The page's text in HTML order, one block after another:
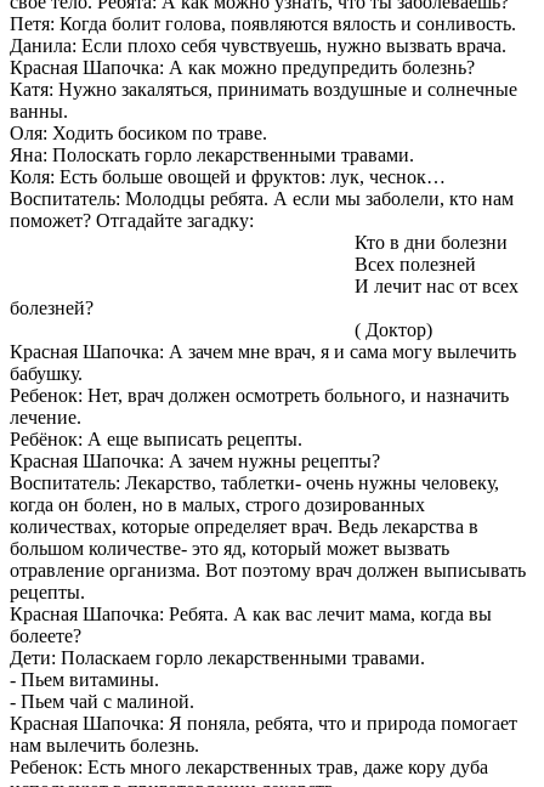
Петя: Когда болит голова, появляются вялость и сонливость.
Данила: Если плохо себя чувствуешь, нужно вызвать врача.
Красная Шапочка: А как можно предупредить болезнь?
Катя: Нужно закаляться, принимать воздушные и солнечные
ванны.
Оля: Ходить босиком по траве.
Яна: Полоскать горло лекарственными травами.
Коля: Есть больше овощей и фруктов: лук, чеснок…
Воспитатель: Молодцы ребята. А если мы заболели, кто нам
поможет? Отгадайте загадку:
Кто в дни болезни
Всех полезней
И лечит нас от всех
болезней?
( Доктор)
Красная Шапочка: А зачем мне врач, я и сама могу вылечить
бабушку.
Ребенок: Нет, врач должен осмотреть больного, и назначить
лечение.
Ребёнок: А еще выписать рецепты.
Красная Шапочка: А зачем нужны рецепты?
Воспитатель: Лекарство, таблетки- очень нужны человеку,
когда он болен, но в малых, строго дозированных
количествах, которые определяет врач. Ведь лекарства в
большом количестве- это яд, который может вызвать
отравление организма. Вот поэтому врач должен выписывать
рецепты.
Красная Шапочка: Ребята. А как вас лечит мама, когда вы
болеете?
Дети: Поласкаем горло лекарственными травами.
- Пьем витамины.
- Пьем чай с малиной.
Красная Шапочка: Я поняла, ребята, что и природа помогает
нам вылечить болезнь.
Ребенок: Есть много лекарственных трав, даже кору дуба